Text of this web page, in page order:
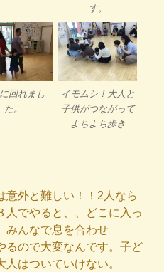
す。
に回れまし
た。
イモムシ！大人と
子供がつながって
よちよち歩き
意外と難しい！！2人なら
人でやると、、どこに入っ
みんなで息を合わせ
るので大変なんです。子ど
はついていけない。